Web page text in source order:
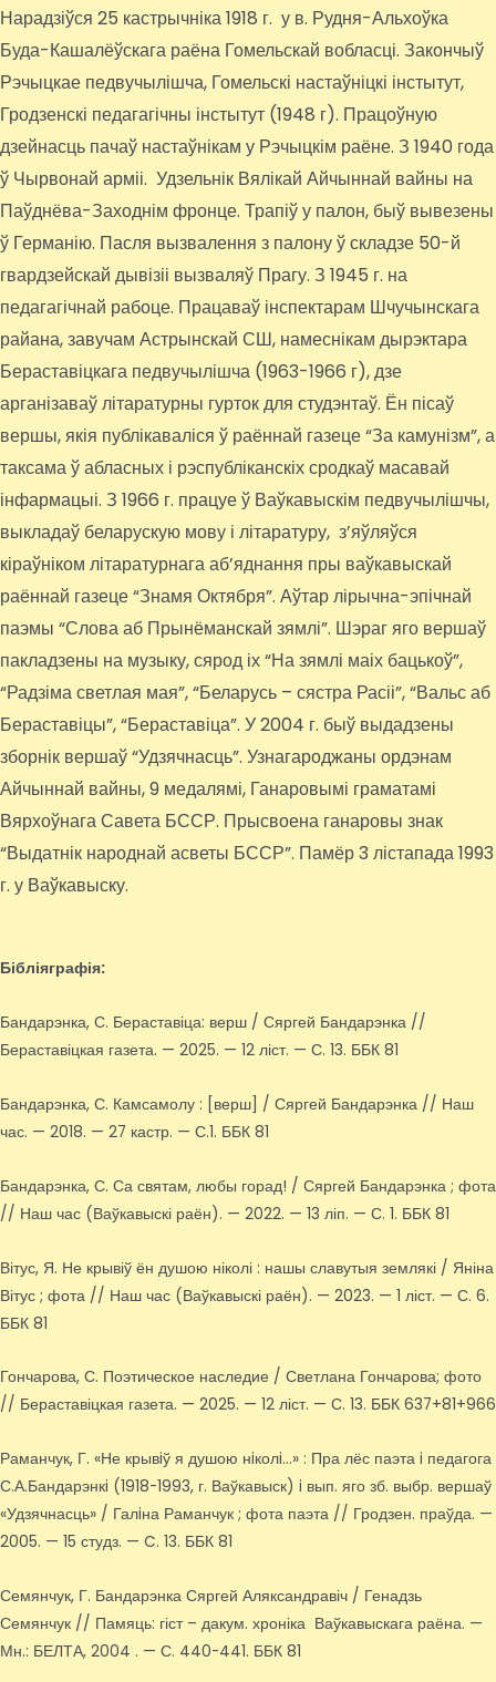
Нарадзіўся 25 кастрычніка 1918 г. у в. Рудня-Альхоўка
Буда-Кашалёўскага раёна Гомельскай вобласці. Закончыў
Рэчыцкае педвучылішча, Гомельскі настаўніцкі інстытут,
Гродзенскі педагагічны інстытут (1948 г). Працоўную
дзейнасць пачаў настаўнікам у Рэчыцкім раёне. З 1940 года
ў Чырвонай арміі. Удзельнік Вялікай Айчыннай вайны на
Паўднёва-Заходнім фронце. Трапіў у палон, быў вывезены
ў Германію. Пасля вызвалення з палону ў складзе 50-й
гвардзейскай дывізіі вызваляў Прагу. З 1945 г. на
педагагічнай рабоце. Працаваў інспектарам Шчучынскага
райана, завучам Астрынскай СШ, намеснікам дырэктара
Бераставіцкага педвучылішча (1963-1966 г), дзе
арганізаваў літаратурны гурток для студэнтаў. Ён пісаў
вершы, якія публікаваліся ў раённай газеце “За камунізм”, а
таксама ў абласных і рэспубліканскіх сродкаў масавай
інфармацыі. З 1966 г. працуе ў Ваўкавыскім педвучылішчы,
выкладаў беларускую мову і літаратуру, з’яўляўся
кіраўніком літаратурнага аб’яднання пры ваўкавыскай
раённай газеце “Знамя Октября”. Аўтар лірычна-эпічнай
паэмы “Слова аб Прынёманскай зямлі”. Шэраг яго вершаў
пакладзены на музыку, сярод іх “На зямлі маіх бацькоў”,
“Радзіма светлая мая”, “Беларусь – сястра Расіі”, “Вальс аб
Бераставіцы”, “Бераставіца”. У 2004 г. быў выдадзены
зборнік вершаў “Удзячнасць”. Узнагароджаны ордэнам
Айчыннай вайны, 9 медалямі, Ганаровымі граматамі
Вярхоўнага Савета БССР. Прысвоена ганаровы знак
“Выдатнік народнай асветы БССР”. Памёр 3 лістапада 1993
г. у Ваўкавыску.
Бібліяграфія:
Бандарэнка, С. Бераставіца: верш / Сяргей Бандарэнка //
Бераставіцкая газета. — 2025. — 12 ліст. — С. 13. ББК 81
Бандарэнка, С. Камсамолу : [верш] / Сяргей Бандарэнка // Наш
час. — 2018. — 27 кастр. — С.1. ББК 81
Бандарэнка, С. Са святам, любы горад! / Сяргей Бандарэнка ; фота
// Наш час (Ваўкавыскі раён). — 2022. — 13 ліп. — С. 1. ББК 81
Вітус, Я. Не крывіў ён душою ніколі : нашы славутыя землякі / Яніна
Вітус ; фота // Наш час (Ваўкавыскі раён). — 2023. — 1 ліст. — С. 6.
ББК 81
Гончарова, С. Поэтическое наследие / Светлана Гончарова; фото
// Бераставіцкая газета. — 2025. — 12 ліст. — С. 13. ББК 637+81+966
Раманчук, Г. «Не крывiў я душою нiколi…» : Пра лёс паэта i педагога
С.А.Бандарэнкi (1918-1993, г. Ваўкавыск) i вып. яго зб. выбр. вершаў
«Удзячнасць» / Галiна Раманчук ; фота паэта // Гродзен. праўда. —
2005. — 15 студз. — C. 13. ББК 81
Семянчук, Г. Бандарэнка Сяргей Аляксандравіч / Генадзь
Семянчук // Памяць: гіст – дакум. хроніка Ваўкавыскага раёна. —
Мн.: БЕЛТА, 2004 . — С. 440-441. ББК 81